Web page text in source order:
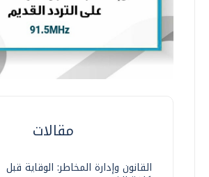
مقالات
القانون وإدارة المخاطر: الوقاية قبل